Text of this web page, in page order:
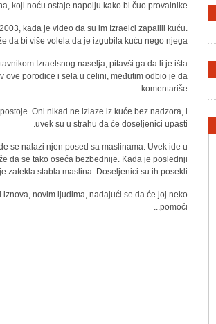
koji noću ostaje napolju kako bi čuo provalnike.
kada je video da su im Izraelci zapalili kuću.
da bi više volela da je izgubila kuću nego njega.
Izraelsnog naselja, pitavši ga da li je išta
ove porodice i sela u celini, međutim odbio je da
komentariše.
Oni nikad ne izlaze iz kuće bez nadzora, i
uvek su u strahu da će doseljenici upasti.
se nalazi njen posed sa maslinama. Uvek ide u
da se tako oseća bezbednije. Kada je poslednji
zatekla stabla maslina. Doseljenici su ih posekli.
novim ljudima, nadajući se da će joj neko
pomoći...